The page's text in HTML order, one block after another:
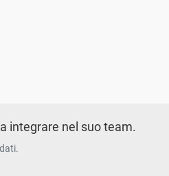
integrare nel suo team.